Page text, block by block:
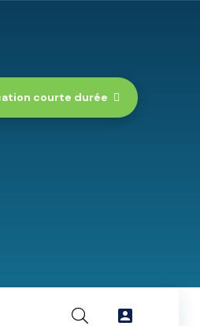
courte durée
